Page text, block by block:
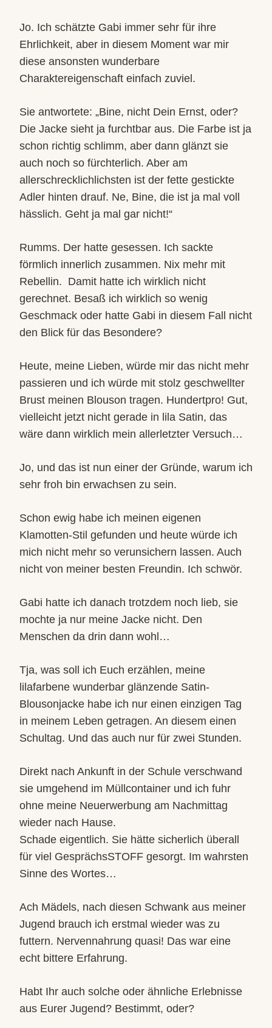
Jo. Ich schätzte Gabi immer sehr für ihre
Ehrlichkeit, aber in diesem Moment war mir
diese ansonsten wunderbare
Charaktereigenschaft einfach zuviel.
Sie antwortete: „Bine, nicht Dein Ernst, oder?
Die Jacke sieht ja furchtbar aus. Die Farbe ist ja
schon richtig schlimm, aber dann glänzt sie
auch noch so fürchterlich. Aber am
allerschrecklichlichsten ist der fette gestickte
Adler hinten drauf. Ne, Bine, die ist ja mal voll
hässlich. Geht ja mal gar nicht!“
Rumms. Der hatte gesessen. Ich sackte
förmlich innerlich zusammen. Nix mehr mit
Rebellin. Damit hatte ich wirklich nicht
gerechnet. Besaß ich wirklich so wenig
Geschmack oder hatte Gabi in diesem Fall nicht
den Blick für das Besondere?
Heute, meine Lieben, würde mir das nicht mehr
passieren und ich würde mit stolz geschwellter
Brust meinen Blouson tragen. Hundertpro! Gut,
vielleicht jetzt nicht gerade in lila Satin, das
wäre dann wirklich mein allerletzter Versuch…
Jo, und das ist nun einer der Gründe, warum ich
sehr froh bin erwachsen zu sein.
Schon ewig habe ich meinen eigenen
Klamotten-Stil gefunden und heute würde ich
mich nicht mehr so verunsichern lassen. Auch
nicht von meiner besten Freundin. Ich schwör.
Gabi hatte ich danach trotzdem noch lieb, sie
mochte ja nur meine Jacke nicht. Den
Menschen da drin dann wohl…
Tja, was soll ich Euch erzählen, meine
lilafarbene wunderbar glänzende Satin-
Blousonjacke habe ich nur einen einzigen Tag
in meinem Leben getragen. An diesem einen
Schultag. Und das auch nur für zwei Stunden.
Direkt nach Ankunft in der Schule verschwand
sie umgehend im Müllcontainer und ich fuhr
ohne meine Neuerwerbung am Nachmittag
wieder nach Hause.
Schade eigentlich. Sie hätte sicherlich überall
für viel GesprächsSTOFF gesorgt. Im wahrsten
Sinne des Wortes…
Ach Mädels, nach diesen Schwank aus meiner
Jugend brauch ich erstmal wieder was zu
futtern. Nervennahrung quasi! Das war eine
echt bittere Erfahrung.
Habt Ihr auch solche oder ähnliche Erlebnisse
aus Eurer Jugend? Bestimmt, oder?